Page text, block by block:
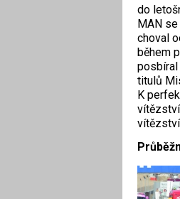
do
MAN
choval
během
posbíral
titulů
K
vítězství